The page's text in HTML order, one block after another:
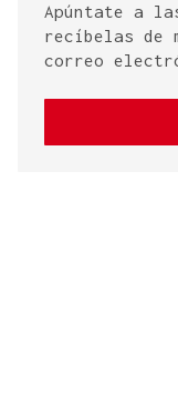
Apúntate a
recíbelas de
correo